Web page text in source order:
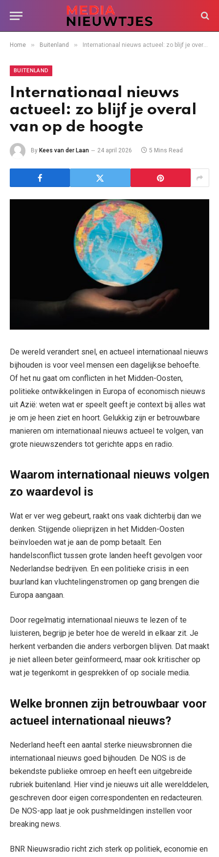
Home » Buitenland » Internationaal nieuws actueel: zo blijf je overal van op de hoogte
BUITENLAND
Internationaal nieuws
actueel: zo blijf je overal
van op de hoogte
By Kees van der Laan 24 april 2026 5 Mins Read
De wereld verandert snel, en actueel internationaal nieuws
bijhouden is voor veel mensen een dagelijkse behoefte.
Of het nu gaat om conflicten in het Midden-Oosten,
politieke ontwikkelingen in Europa of economisch nieuws
uit Azië: weten wat er speelt geeft je context bij alles wat
je om je heen ziet en hoort. Gelukkig zijn er betrouwbare
manieren om internationaal nieuws actueel te volgen, van
grote nieuwszenders tot gerichte apps en radio.
Waarom internationaal nieuws volgen
zo waardevol is
Wat er ver weg gebeurt, raakt ons vaak dichterbij dan we
denken. Stijgende olieprijzen in het Midden-Oosten
beïnvloeden wat je aan de pomp betaalt. Een
handelsconflict tussen grote landen heeft gevolgen voor
Nederlandse bedrijven. En een politieke crisis in een
buurland kan vluchtelingenstromen op gang brengen die
Europa aangaan.
Door regelmatig internationaal nieuws te lezen of te
luisteren, begrijp je beter hoe de wereld in elkaar zit. Je
herkent verbanden die anders verborgen blijven. Dat maakt
je niet alleen beter geïnformeerd, maar ook kritischer op
wat je tegenkomt in gesprekken of op sociale media.
Welke bronnen zijn betrouwbaar voor
actueel internationaal nieuws?
Nederland heeft een aantal sterke nieuwsbronnen die
internationaal nieuws goed bijhouden. De NOS is de
bekendste publieke omroep en heeft een uitgebreide
rubriek buitenland. Hier vind je nieuws uit alle werelddelen,
geschreven door eigen correspondenten en redacteuren.
De NOS-app laat je ook pushmeldingen instellen voor
breaking news.
BNR Nieuwsradio richt zich sterk op politiek, economie en